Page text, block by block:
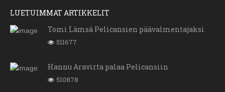
LUETUIMMAT ARTIKKELIT
Tomi Lämsä Pelicansien päävalmentajaksi
511677
Hannu Aravirta palaa Pelicansiin
510878